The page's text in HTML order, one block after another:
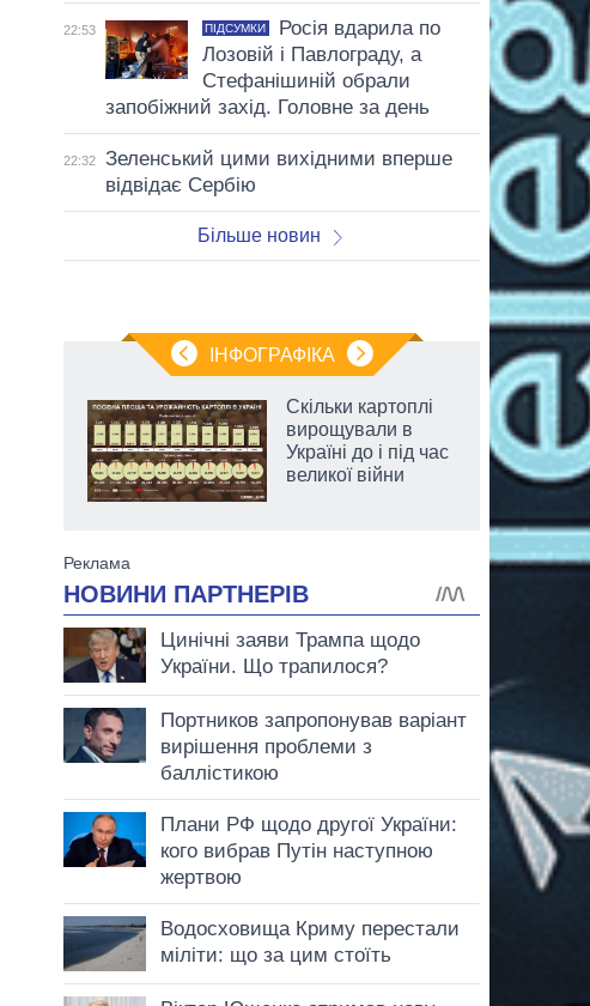
22:53 ПІДСУМКИ
Росія вдарила по
Лозовій і Павлограду, а
Стефанішиній обрали
запобіжний захід. Головне за день
22:32
Зеленський цими вихідними вперше
відвідає Сербію
Більше новин
ІНФОГРАФІКА
Скільки картоплі
вирощували в
Україні до і під час
великої війни